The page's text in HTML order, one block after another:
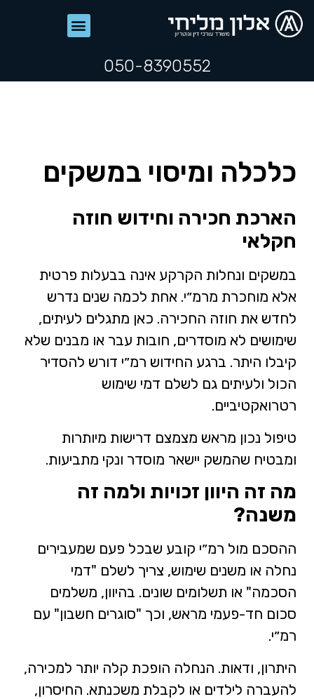
050-8390552
כלכלה ומיסוי במשקים
הארכת חכירה וחידוש חוזה
חקלאי
במשקים ונחלות הקרקע אינה בבעלות פרטית
אלא מוחכרת מרמ״י. אחת לכמה שנים נדרש
לחדש את חוזה החכירה. כאן מתגלים לעיתים,
שימושים לא מוסדרים, חובות עבר או מבנים שלא
קיבלו היתר. ברגע החידוש רמ״י דורש להסדיר
הכול ולעיתים גם לשלם דמי שימוש
רטרואקטיביים.
טיפול נכון מראש מצמצם דרישות מיותרות
ומבטיח שהמשק יישאר מוסדר ונקי מתביעות.
מה זה היוון זכויות ולמה זה
משנה?
ההסכם מול רמ״י קובע שבכל פעם שמעבירים
נחלה או משנים שימוש, צריך לשלם "דמי
הסכמה" או תשלומים שונים. בהיוון, משלמים
סכום חד-פעמי מראש, וכך "סוגרים חשבון" עם
רמ״י.
היתרון, ודאות. הנחלה הופכת קלה יותר למכירה,
להעברה לילדים או לקבלת משכנתא. החיסרון,